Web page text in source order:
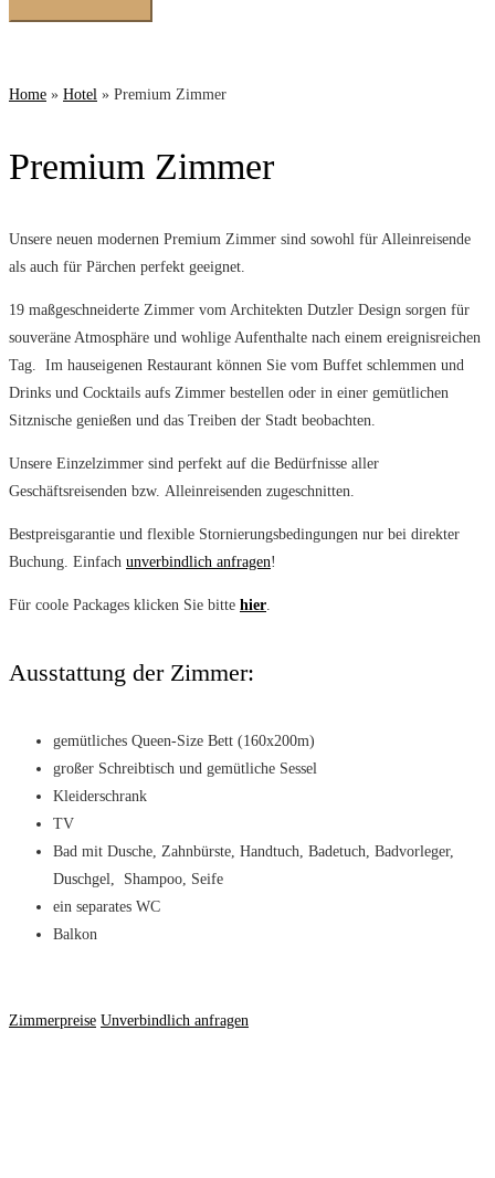
Home » Hotel » Premium Zimmer
Premium Zimmer
Unsere neuen modernen Premium Zimmer sind sowohl für Alleinreisende
als auch für Pärchen perfekt geeignet.
19 maßgeschneiderte Zimmer vom Architekten Dutzler Design sorgen für
souveräne Atmosphäre und wohlige Aufenthalte nach einem ereignisreichen
Tag. Im hauseigenen Restaurant können Sie vom Buffet schlemmen und
Drinks und Cocktails aufs Zimmer bestellen oder in einer gemütlichen
Sitznische genießen und das Treiben der Stadt beobachten.
Unsere Einzelzimmer sind perfekt auf die Bedürfnisse aller
Geschäftsreisenden bzw. Alleinreisenden zugeschnitten.
Bestpreisgarantie und flexible Stornierungsbedingungen nur bei direkter
Buchung. Einfach unverbindlich anfragen!
Für coole Packages klicken Sie bitte hier.
Ausstattung der Zimmer:
gemütliches Queen-Size Bett (160x200m)
großer Schreibtisch und gemütliche Sessel
Kleiderschrank
TV
Bad mit Dusche, Zahnbürste, Handtuch, Badetuch, Badvorleger,
Duschgel, Shampoo, Seife
ein separates WC
Balkon
Zimmerpreise Unverbindlich anfragen